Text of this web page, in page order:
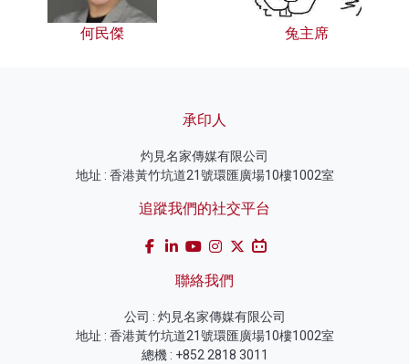
何民傑 兔主席
承印人
灼見名家傳媒有限公司
地址 : 香港黃竹坑道21號環匯廣場10樓1002室
追蹤我們的社交平台
聯絡我們
公司 : 灼見名家傳媒有限公司
地址 : 香港黃竹坑道21號環匯廣場10樓1002室
總機 : +852 2818 3011